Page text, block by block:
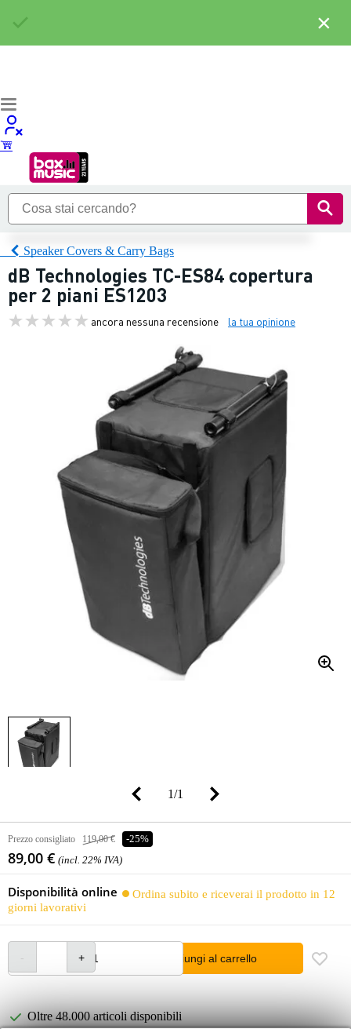
Speaker Covers & Carry Bags
dB Technologies TC-ES84 copertura
per 2 piani ES1203
ancora nessuna recensione la tua opinione
1/1
Prezzo consigliato 119,00 € -25%
89,00 € (incl. 22% IVA)
Disponibilità online
Ordina subito e riceverai il prodotto in 12
giorni lavorativi
Aggiungi al carrello
Oltre 48.000 articoli disponibili
×